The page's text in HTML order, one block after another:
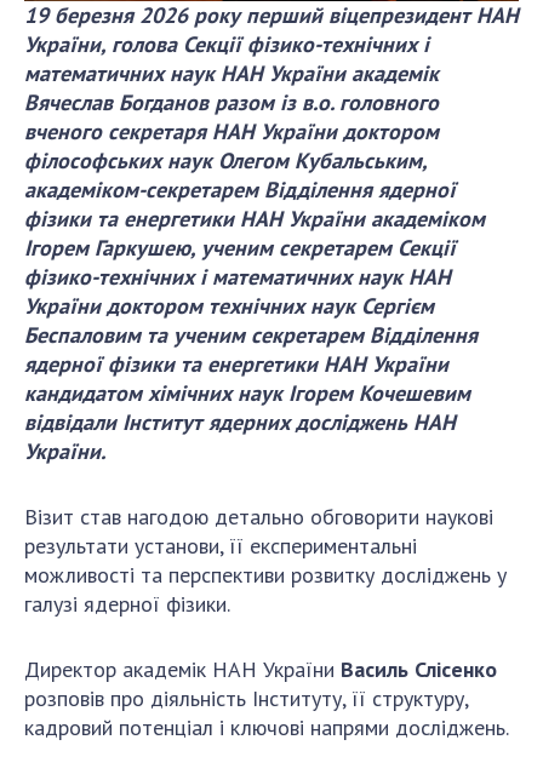
ДІЯЛЬНІСТЬ
Засідання Президії НАН України
Сесії Загальних зборів НАН України
Річні звіти НАН України
Річні фінансові звіти НАН України
Наукові публікації та видавнича діяльність
Охорона прав інтелектуальної власності та
трансфер технологій в наукових установах
Наукові об'єкти, що становлять національне
надбання
Центри колективного користування
Оцінювання ефективності діяльності
наукових установ
Конкурси наукових досліджень НАН України
Підготовка наукових кадрів
Робота з молоддю
19 березня 2026 року перший віцепрезидент НАН
України, голова Секції фізико-технічних і
математичних наук НАН України академік
Вячеслав Богданов разом із в.о. головного
вченого секретаря НАН України доктором
філософських наук Олегом Кубальським,
академіком-секретарем Відділення ядерної
фізики та енергетики НАН України академіком
Ігорем Гаркушею, ученим секретарем Секції
фізико-технічних і математичних наук НАН
України доктором технічних наук Сергієм
Беспаловим та ученим секретарем Відділення
ядерної фізики та енергетики НАН України
кандидатом хімічних наук Ігорем Кочешевим
відвідали Інститут ядерних досліджень НАН
України.
Візит став нагодою детально обговорити наукові
результати установи, її експериментальні
можливості та перспективи розвитку досліджень у
галузі ядерної фізики.
Директор академік НАН України Василь Слісенко
розповів про діяльність Інституту, її структуру,
кадровий потенціал і ключові напрями досліджень.